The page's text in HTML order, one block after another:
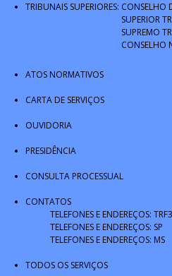
TRIBUNAIS SUPERIORES: CONSELHO
SUPERIOR
SUPREMO
CONSELHO
ATOS NORMATIVOS
CARTA DE SERVIÇOS
OUVIDORIA
PRESIDÊNCIA
CONSULTA PROCESSUAL
CONTATOS
TELEFONES E ENDEREÇOS: TRF3
TELEFONES E ENDEREÇOS: SP
TELEFONES E ENDEREÇOS: MS
TODOS OS SERVIÇOS